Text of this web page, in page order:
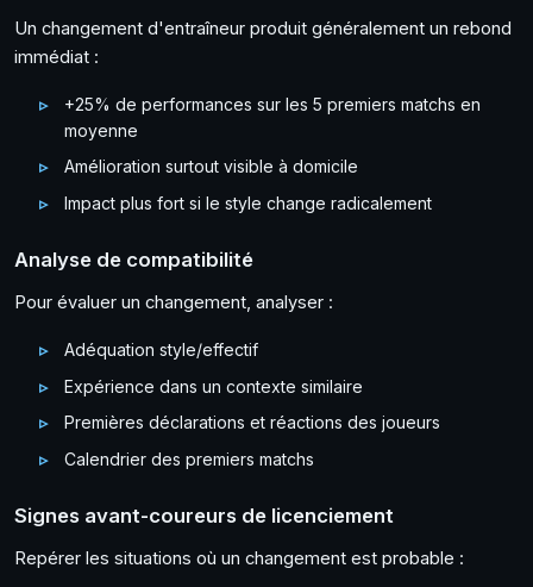
Un changement d'entraîneur produit généralement un rebond
immédiat :
+25% de performances sur les 5 premiers matchs en
moyenne
Amélioration surtout visible à domicile
Impact plus fort si le style change radicalement
Analyse de compatibilité
Pour évaluer un changement, analyser :
Adéquation style/effectif
Expérience dans un contexte similaire
Premières déclarations et réactions des joueurs
Calendrier des premiers matchs
Signes avant-coureurs de licenciement
Repérer les situations où un changement est probable :